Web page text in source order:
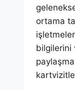
ortama
bilgilerini